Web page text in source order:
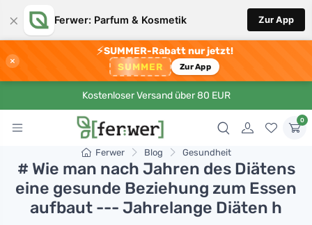
× Ferwer: Parfum & Kosmetik Zur App
×
⚡SUMMER-Rabatt nur jetzt!
SUMMER Zur App
Kostenloser Versand über 80 EUR
0
Ferwer Blog Gesundheit
# Wie man nach Jahren des Diätens
eine gesunde Beziehung zum Essen
aufbaut --- Jahrelange Diäten h